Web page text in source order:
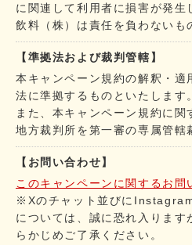
に関連して利用者に損害が発生
飲料（株）は責任を負わないも
【準拠法および裁判管轄】
本キャンペーン規約の解釈・適
法に準拠するものといたします。
また、本キャンペーン規約に
地方裁判所を第一審の専属管轄
【お問い合わせ】
このキャンペーンに関するお問
※Xのチャット並びに
については、誠に恐れ入ります
らかじめご了承ください。